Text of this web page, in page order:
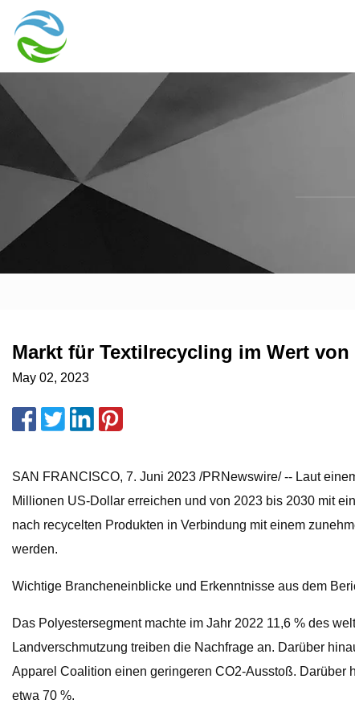
Markt für Textilrecycling im Wert
May 02, 2023
SAN FRANCISCO, 7. Juni 2023 /PRNewswire/ -- Laut
Millionen US-Dollar erreichen und von 2023 bis 2030 mit
nach recycelten Produkten in Verbindung mit einem
werden.
Wichtige Brancheneinblicke und Erkenntnisse aus dem
Das Polyestersegment machte im Jahr 2022 11,6 % des
Landverschmutzung treiben die Nachfrage an. Darüber
Apparel Coalition einen geringeren CO2-Ausstoß. Darüber
etwa 70 %.